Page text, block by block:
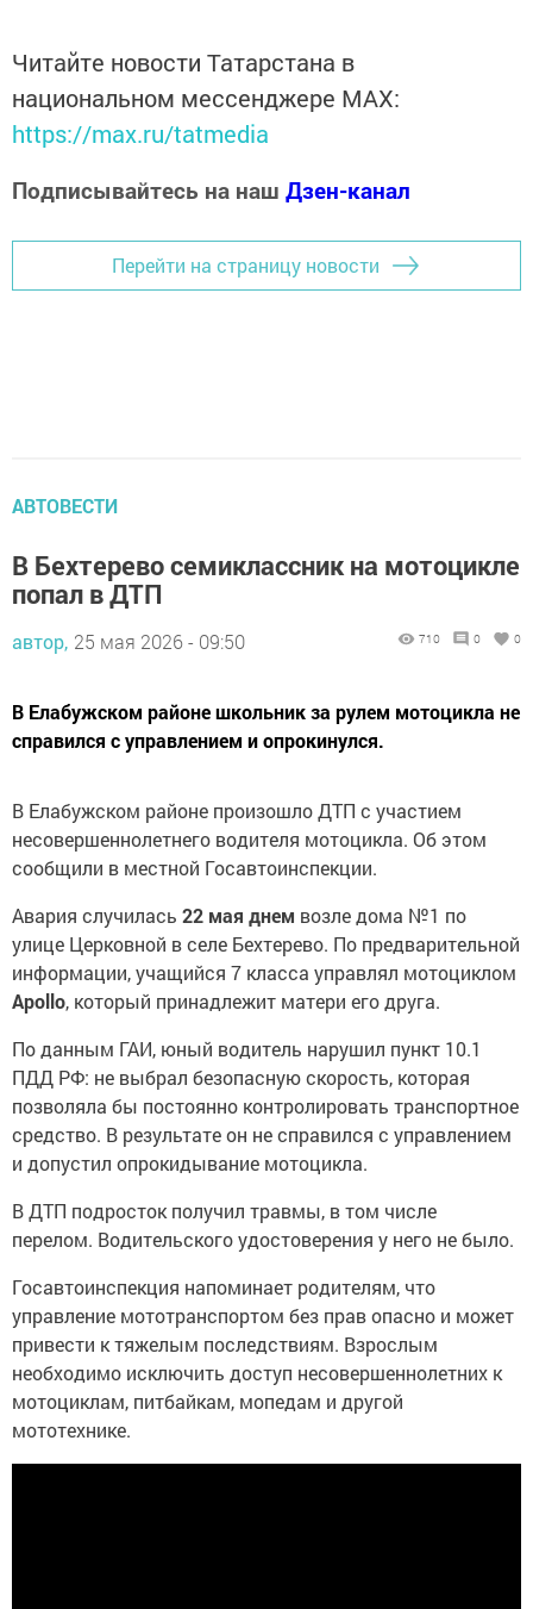
Читайте новости Татарстана в
национальном мессенджере MАХ:
https://max.ru/tatmedia
Подписывайтесь на наш Дзен-канал
Перейти на страницу новости
АВТОВЕСТИ
В Бехтерево семиклассник на мотоцикле
попал в ДТП
автор, 25 мая 2026 - 09:50 710 0 0
В Елабужском районе школьник за рулем мотоцикла не
справился с управлением и опрокинулся.
В Елабужском районе произошло ДТП с участием
несовершеннолетнего водителя мотоцикла. Об этом
сообщили в местной Госавтоинспекции.
Авария случилась 22 мая днем возле дома №1 по
улице Церковной в селе Бехтерево. По предварительной
информации, учащийся 7 класса управлял мотоциклом
Apollo, который принадлежит матери его друга.
По данным ГАИ, юный водитель нарушил пункт 10.1
ПДД РФ: не выбрал безопасную скорость, которая
позволяла бы постоянно контролировать транспортное
средство. В результате он не справился с управлением
и допустил опрокидывание мотоцикла.
В ДТП подросток получил травмы, в том числе
перелом. Водительского удостоверения у него не было.
Госавтоинспекция напоминает родителям, что
управление мототранспортом без прав опасно и может
привести к тяжелым последствиям. Взрослым
необходимо исключить доступ несовершеннолетних к
мотоциклам, питбайкам, мопедам и другой
мототехнике.